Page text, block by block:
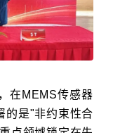
在MEMS传感器
的是"非约束性合